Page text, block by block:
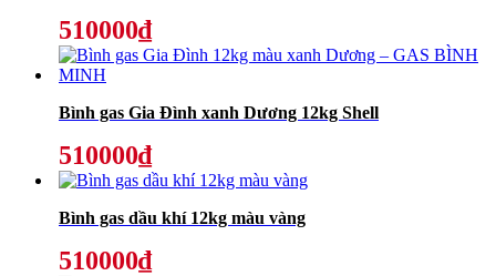
510000₫
Bình gas Gia Đình xanh Dương 12kg Shell
510000₫
Bình gas dầu khí 12kg màu vàng
510000₫